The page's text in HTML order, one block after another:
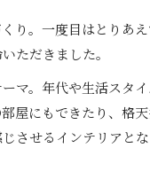
り。一度目はとりあ
ただきました。
マ。年代や生活スタ
屋にもできたり、格
させるインテリアとな